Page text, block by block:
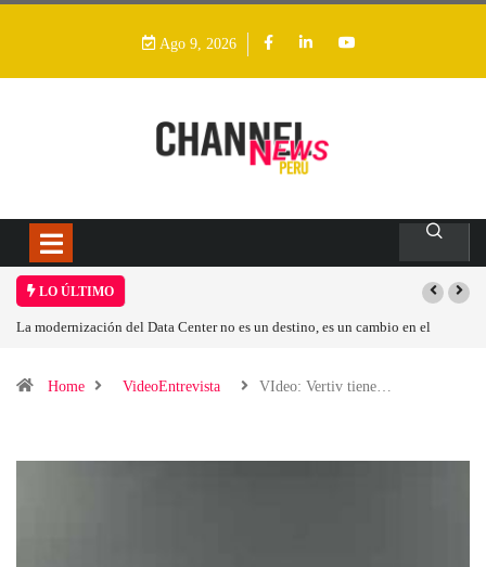
Ago 9, 2026
LO ÚLTIMO
La modernización del Data Center no es un destino, es un cambio en el
Home
VideoEntrevista VIdeo: Vertiv tiene…